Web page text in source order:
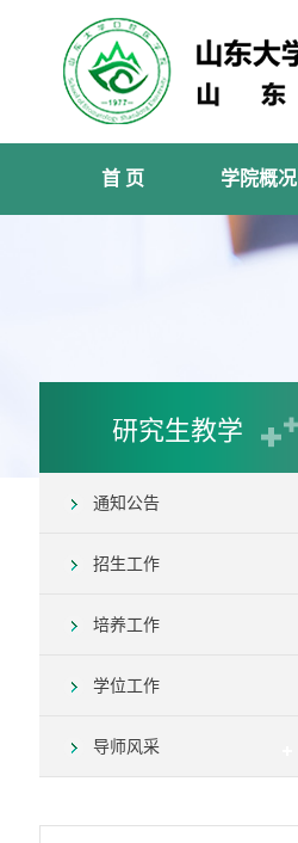
首 页 学院概况
研究生教学
通知公告
招生工作
培养工作
学位工作
导师风采